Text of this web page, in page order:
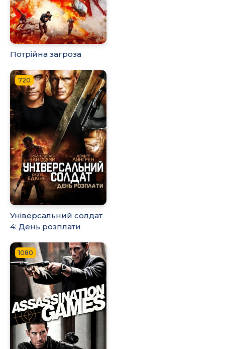
Потрійна загроза
720
Універсальний солдат
4: День розплати
1080